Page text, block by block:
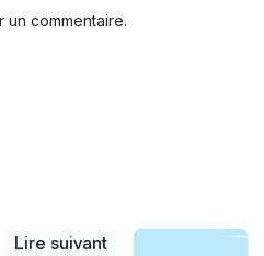
un commentaire.
Lire suivant